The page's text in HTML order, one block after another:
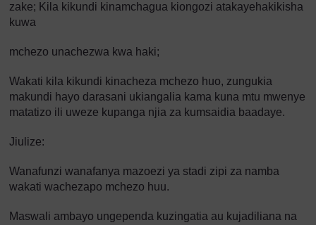
zake; Kila kikundi kinamchagua kiongozi atakayehakikisha
kuwa
mchezo unachezwa kwa haki;
Wakati kila kikundi kinacheza mchezo huo, zungukia
makundi hayo darasani ukiangalia kama kuna mtu mwenye
matatizo ili uweze kupanga njia za kumsaidia baadaye.
Jiulize:
Wanafunzi wanafanya mazoezi ya stadi zipi za namba
wakati wachezapo mchezo huu.
Maswali ambayo ungependa kuzingatia au kujadiliana na